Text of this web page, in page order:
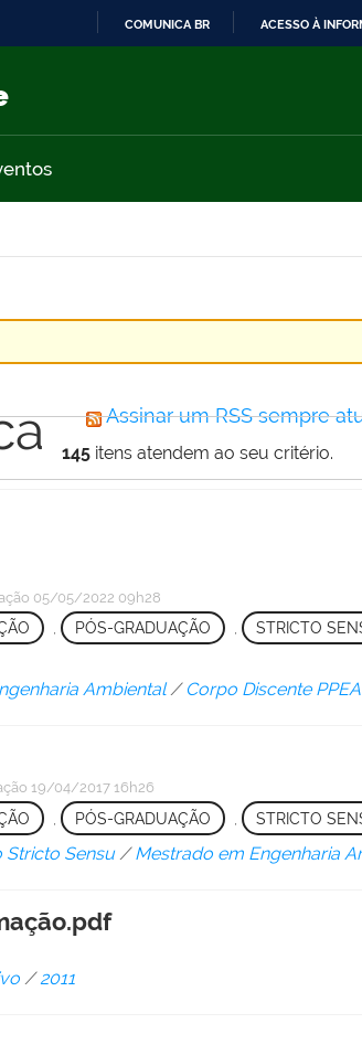
COMUNICA BR ACESSO À
Assinar um RSS sempre
145 itens atendem ao seu critério.
05/05/2022 09h28
PÓS-GRADUAÇÃO STRICTO
Ambiental / Corpo Discente PPEA
19/04/2017 16h26
PÓS-GRADUAÇÃO STRICTO
Sensu /Mestrado em Engenharia
/2011